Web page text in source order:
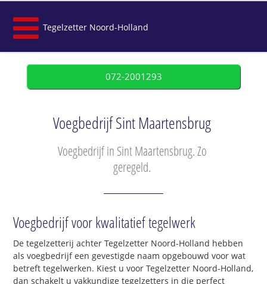
Tegelzetter Noord-Holland
072-2001293
Voegbedrijf Sint Maartensbrug
Voegbedrijf in Sint Maartensbrug. Zo
geregeld.
Voegbedrijf voor kwalitatief tegelwerk
De tegelzetterij achter Tegelzetter Noord-Holland hebben
als voegbedrijf een gevestigde naam opgebouwd voor wat
betreft tegelwerken. Kiest u voor Tegelzetter Noord-Holland,
dan schakelt u vakkundige tegelzetters in die perfect